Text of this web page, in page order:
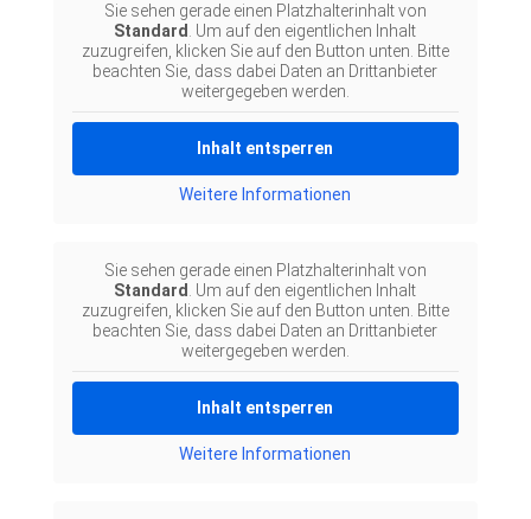
Sie sehen gerade einen Platzhalterinhalt von
Standard
. Um auf den eigentlichen Inhalt
zuzugreifen, klicken Sie auf den Button unten. Bitte
beachten Sie, dass dabei Daten an Drittanbieter
weitergegeben werden.
Inhalt entsperren
Weitere Informationen
Sie sehen gerade einen Platzhalterinhalt von
Standard
. Um auf den eigentlichen Inhalt
zuzugreifen, klicken Sie auf den Button unten. Bitte
beachten Sie, dass dabei Daten an Drittanbieter
weitergegeben werden.
Inhalt entsperren
Weitere Informationen